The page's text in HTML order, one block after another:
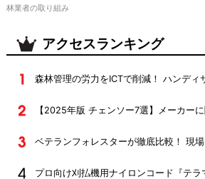
林業者の取り組み
アクセスランキング
森林管理の労力をICTで削減！ ハンディ
【2025年版 チェンソー7選】メーカー
ベテランフォレスターが徹底比較！ 現
プロ向け刈払機用ナイロンコード『テラ